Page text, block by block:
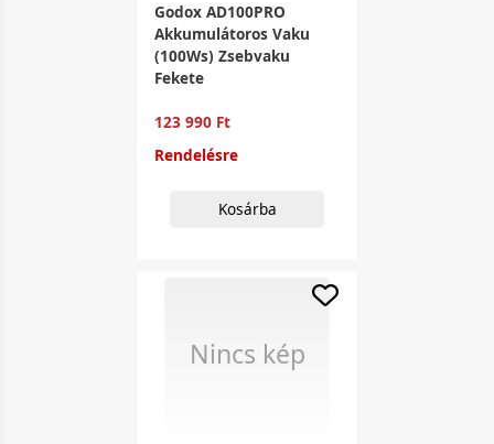
Godox AD100PRO
Akkumulátoros Vaku
(100Ws) Zsebvaku
Fekete
123 990 Ft
Rendelésre
Kosárba
Nincs kép